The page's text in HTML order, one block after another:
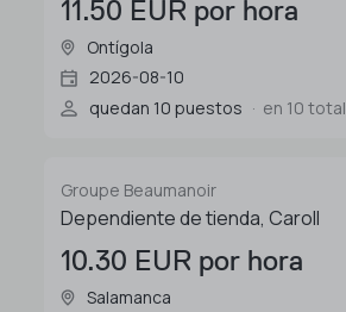
11.50 EUR por hora
Ontígola
2026-08-10
quedan 10 puestos
en 10 total
Groupe Beaumanoir
Dependiente de tienda, Caroll
10.30 EUR por hora
Salamanca